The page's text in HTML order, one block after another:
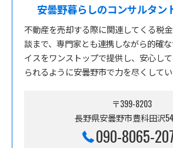
安曇野暮らしのコンサルタン
不動産を売却する際に関連してくる税
談まで、専門家とも連携しながら的確
イスをワンストップで提供し、安心し
られるように安曇野市で力を尽くしてい
〒399-8203
長野県安曇野市豊科田沢
090-8065-